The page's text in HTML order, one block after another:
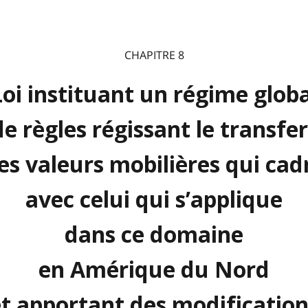
CHAPITRE 8
instituant un régime
règles régissant le
valeurs mobilières qui
avec celui qui s’applique
dans ce domaine
en Amérique du Nord